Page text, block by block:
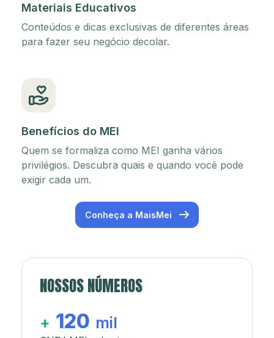
Materiais Educativos
Conteúdos e dicas exclusivas de diferentes áreas
para fazer seu negócio decolar.
Benefícios do MEI
Quem se formaliza como MEI ganha vários
privilégios. Descubra quais e quando você pode
exigir cada um.
Conheça a MaisMei
NOSSOS NÚMEROS
+ 120 mil